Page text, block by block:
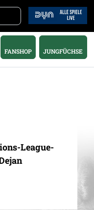
FANSHOP JUNGFÜCHSE
League-